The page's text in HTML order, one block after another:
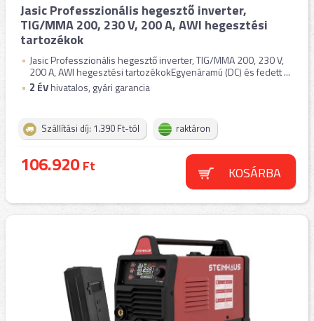
Jasic Professzionális hegesztő inverter,
TIG/MMA 200, 230 V, 200 A, AWI hegesztési
tartozékok
Jasic Professzionális hegesztő inverter, TIG/MMA 200, 230 V,
200 A, AWI hegesztési tartozékokEgyenáramú (DC) és fedett ...
2 ÉVhivatalos, gyári garancia
Szállítási díj: 1.390 Ft-tól raktáron
106.920Ft KOSÁRBA